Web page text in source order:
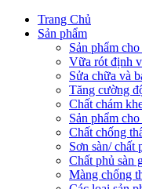
Trang Chủ
Sản phẩm
Sản phẩm
Vữa rót định
Sửa chữa và
Tăng cường
Chất chám
Sản phẩm
Chất chống
Sơn sàn/ chất
Chất phủ sàn
Màng chống